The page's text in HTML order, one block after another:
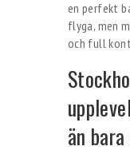
en perfekt
flyga, men
och full
än